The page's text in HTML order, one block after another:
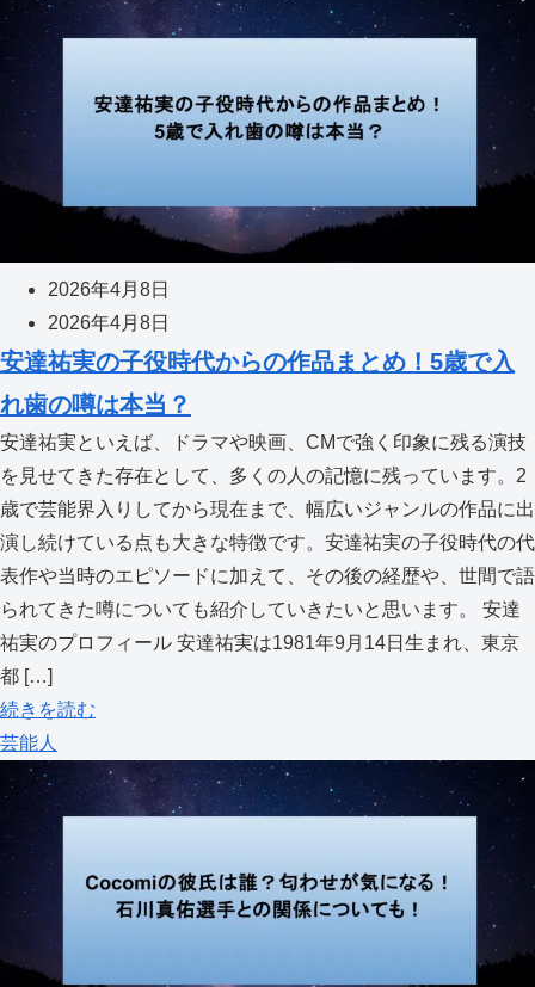
2026年4月8日
2026年4月8日
安達祐実の子役時代からの作品まとめ！5歳で入
れ歯の噂は本当？
安達祐実といえば、ドラマや映画、CMで強く印象に残る演技
を見せてきた存在として、多くの人の記憶に残っています。2
歳で芸能界入りしてから現在まで、幅広いジャンルの作品に出
演し続けている点も大きな特徴です。安達祐実の子役時代の代
表作や当時のエピソードに加えて、その後の経歴や、世間で語
られてきた噂についても紹介していきたいと思います。 安達
祐実のプロフィール 安達祐実は1981年9月14日生まれ、東京
都 […]
続きを読む
芸能人